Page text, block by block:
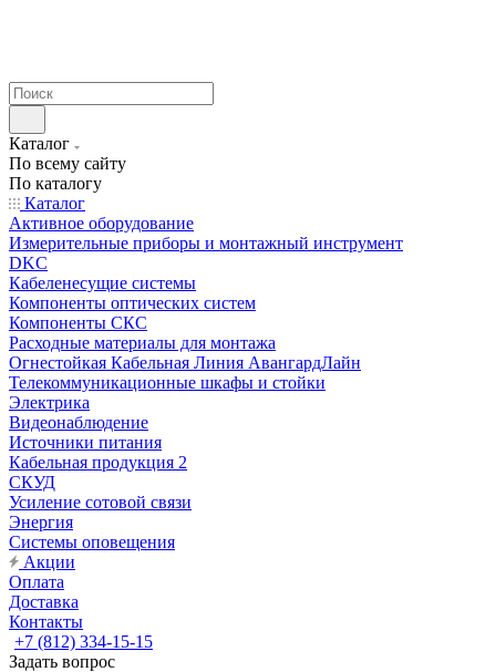
Каталог
По всему сайту
По каталогу
Каталог
Активное оборудование
Измерительные приборы и монтажный инструмент
DKC
Кабеленесущие системы
Компоненты оптических систем
Компоненты СКС
Расходные материалы для монтажа
Огнестойкая Кабельная Линия АвангардЛайн
Телекоммуникационные шкафы и стойки
Электрика
Видеонаблюдение
Источники питания
Кабельная продукция 2
СКУД
Усиление сотовой связи
Энергия
Системы оповещения
Акции
Оплата
Доставка
Контакты
+7 (812) 334-15-15
Задать вопрос